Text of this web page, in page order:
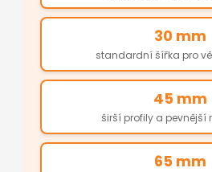
30 mm
standardní šířka pro
45 mm
širší profily a
65 mm